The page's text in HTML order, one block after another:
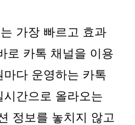
가장 빠르고 효과
로 카톡 채널을 이용
다 운영하는 카톡
간으로 올라오는
정보를 놓치지 않고